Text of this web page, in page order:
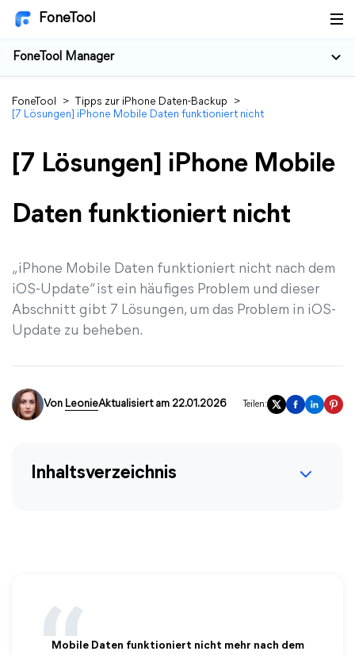
FoneTool
FoneTool Manager
FoneTool > Tipps zur iPhone Daten-Backup
>
[7 Lösungen] iPhone Mobile Daten funktioniert nicht
[7 Lösungen] iPhone Mobile
Daten funktioniert nicht
„iPhone Mobile Daten funktioniert nicht nach dem
iOS-Update“ ist ein häufiges Problem und dieser
Abschnitt gibt 7 Lösungen, um das Problem in iOS-
Update zu beheben.
Von LeonieAktualisiert am 22.01.2026 Teilen:
Inhaltsverzeichnis
Mobile Daten funktioniert nicht mehr nach dem